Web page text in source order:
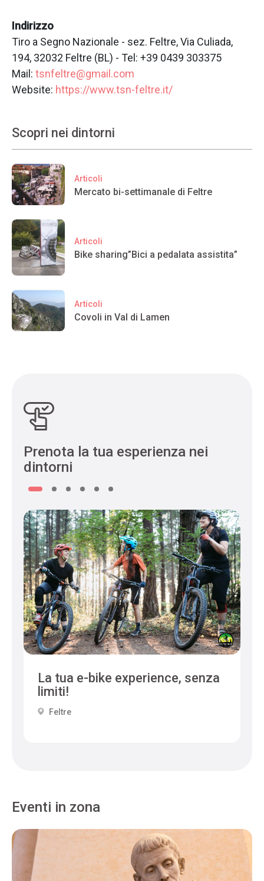
Indirizzo
Tiro a Segno Nazionale - sez. Feltre, Via Culiada,
194, 32032 Feltre (BL) - Tel: +39 0439 303375
Mail: tsnfeltre@gmail.com
Website: https://www.tsn-feltre.it/
Scopri nei dintorni
Articoli
Mercato bi-settimanale di Feltre
Articoli
Bike sharing”Bici a pedalata assistita”
Articoli
Covoli in Val di Lamen
Prenota la tua esperienza nei
dintorni
La tua e-bike experience, senza
limiti!
Feltre
Eventi in zona